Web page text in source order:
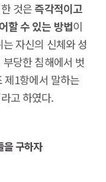
것은즉각적이고
할 수 있는 방법이
자신의 신체와 성
당한 침해에서 벗
제1항에서 말하는
고 하였다.
을 구하자